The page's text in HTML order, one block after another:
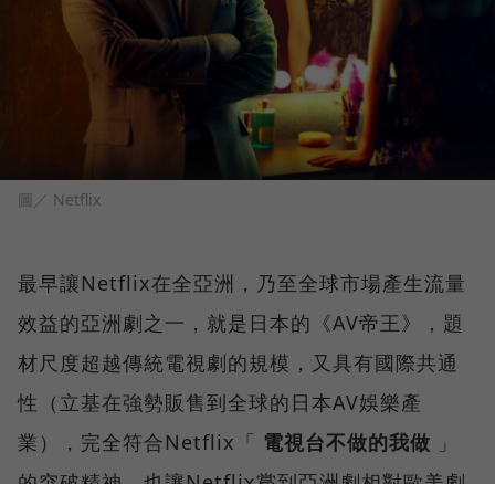
圖／ Netflix
最早讓Netflix在全亞洲，乃至全球市場產生流量
效益的亞洲劇之一，就是日本的《AV帝王》，題
材尺度超越傳統電視劇的規模，又具有國際共通
性（立基在強勢販售到全球的日本AV娛樂產
業），完全符合Netflix「 電視台不做的我做 」